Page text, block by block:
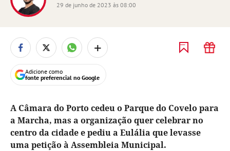
29 de junho de 2023 às 08:00
+
Adicione como
fonte preferencial no Google
A Câmara do Porto cedeu o Parque do Covelo para
a Marcha, mas a organização quer celebrar no
centro da cidade e pediu a Eulália que levasse
uma petição à Assembleia Municipal.